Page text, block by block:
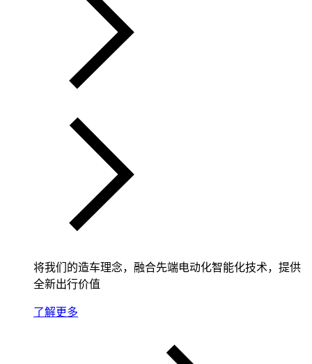
将我们的造车理念，融合先端电动化智能化技术，提供
全新出行价值
了解更多